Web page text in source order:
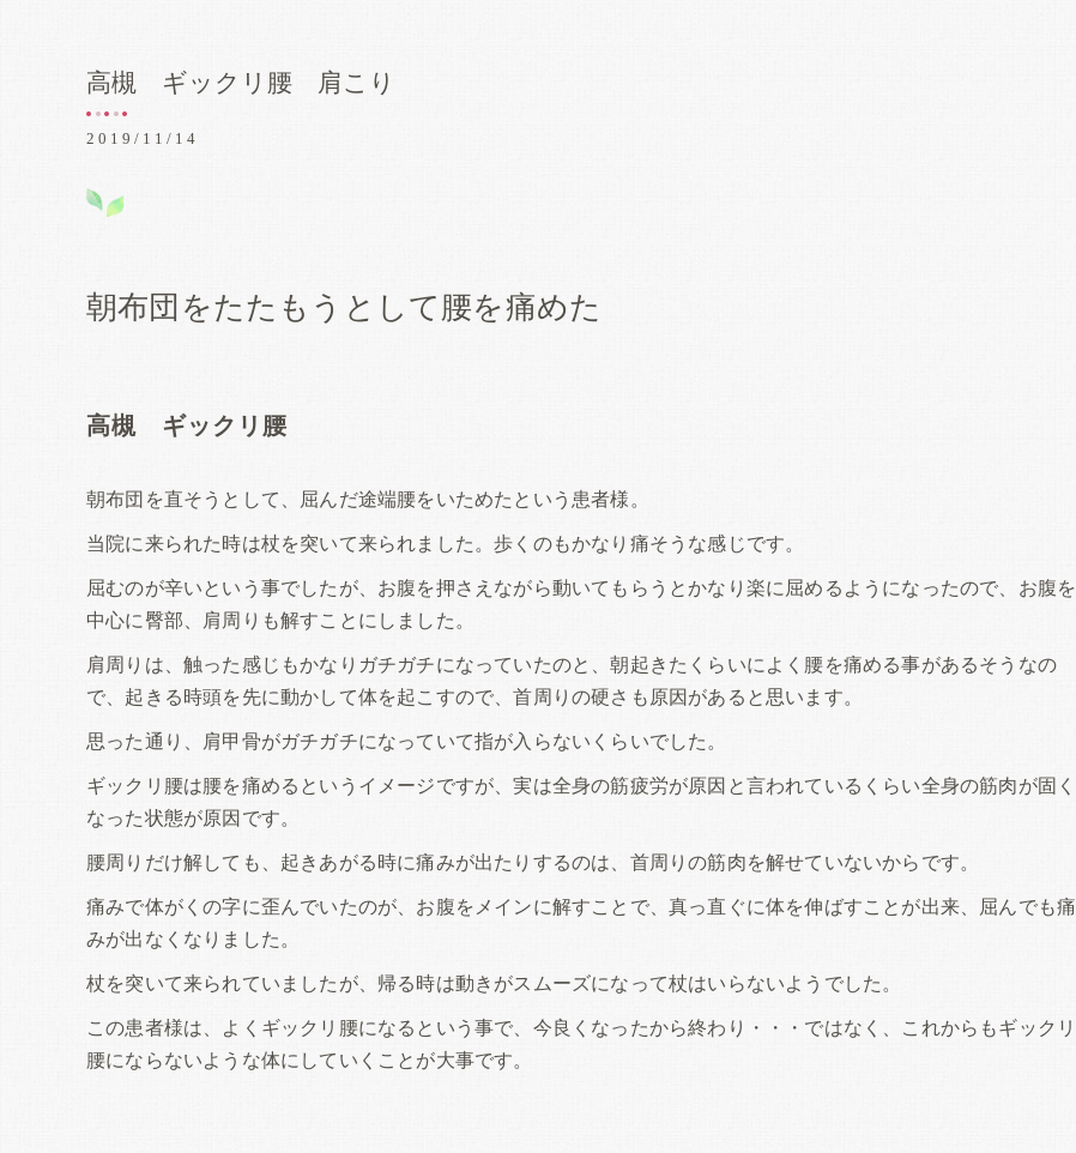
高槻 ギックリ腰 肩こり
2019/11/14
高槻 ギックリ腰
朝布団をたたもうとして腰を痛めた
朝布団を直そうとして、屈んだ途端腰をいためたという患者様。
当院に来られた時は杖を突いて来られました。歩くのもかなり痛そうな感じです。
屈むのが辛いという事でしたが、お腹を押さえながら動いてもらうとかなり楽に屈めるようになったので、お腹を
中心に臀部、肩周りも解すことにしました。
肩周りは、触った感じもかなりガチガチになっていたのと、朝起きたくらいによく腰を痛める事があるそうなの
で、起きる時頭を先に動かして体を起こすので、首周りの硬さも原因があると思います。
思った通り、肩甲骨がガチガチになっていて指が入らないくらいでした。
ギックリ腰は腰を痛めるというイメージですが、実は全身の筋疲労が原因と言われているくらい全身の筋肉が固く
なった状態が原因です。
腰周りだけ解しても、起きあがる時に痛みが出たりするのは、首周りの筋肉を解せていないからです。
痛みで体がくの字に歪んでいたのが、お腹をメインに解すことで、真っ直ぐに体を伸ばすことが出来、屈んでも痛
みが出なくなりました。
杖を突いて来られていましたが、帰る時は動きがスムーズになって杖はいらないようでした。
この患者様は、よくギックリ腰になるという事で、今良くなったから終わり・・・ではなく、これからもギックリ
腰にならないような体にしていくことが大事です。